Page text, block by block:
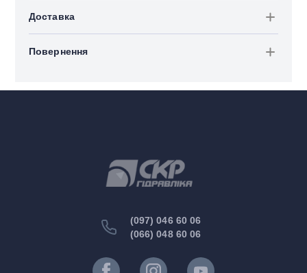
Доставка
Повернення
(097) 046 60 06
(066) 048 60 06